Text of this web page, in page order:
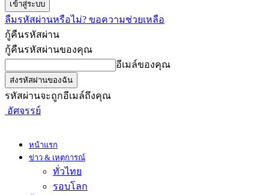
ลืมรหัสผ่านหรือไม่? ขอความช่วยเหลือ
กู้คืนรหัสผ่าน
กู้คืนรหัสผ่านของคุณ
อีเมล์ของคุณ
รหัสผ่านจะถูกอีเมล์ถึงคุณ
อัศจรรย์
หน้าแรก
ข่าว & เหตุการณ์
ทั่วไทย
รอบโลก